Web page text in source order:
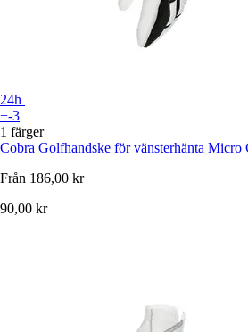
24h
+-3
1 färger
Cobra Golfhandske för vänsterhänta Micro
Från 186,00 kr
90,00 kr